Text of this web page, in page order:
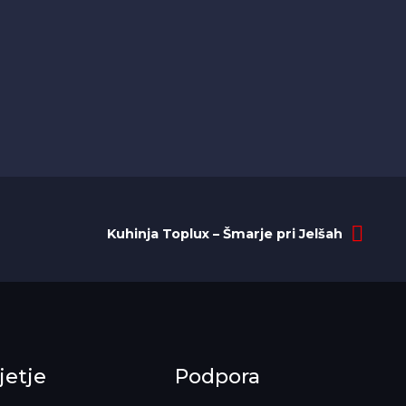
Kuhinja Toplux – Šmarje pri Jelšah
Podpora